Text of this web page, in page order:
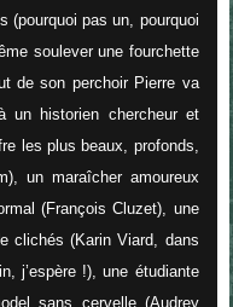
(pourquoi pas un, pourquoi
soulever une fourchette
de son perchoir Pierre va
un historien chercheur et
les plus beaux, profonds,
un maraîcher amoureux
(François Cluzet), une
clichés (Karin Viard, dans
j’espère !), une étudiante
sans cervelle (Audrey